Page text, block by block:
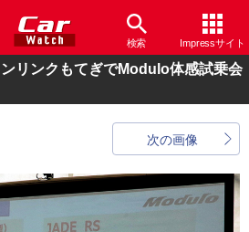
検索 Impressサイト
リンクもてぎでModulo体感試乗会
次の画像